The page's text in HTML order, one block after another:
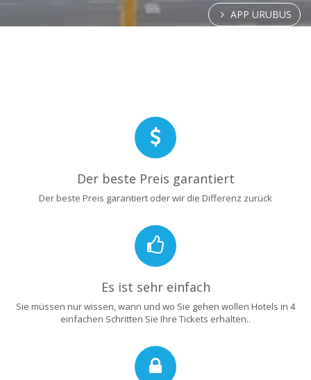
APP URUBUS
Der beste Preis garantiert
Der beste Preis garantiert oder wir die Differenz zurück
Es ist sehr einfach
Sie müssen nur wissen, wann und wo Sie gehen wollen Hotels in 4
einfachen Schritten Sie Ihre Tickets erhalten..